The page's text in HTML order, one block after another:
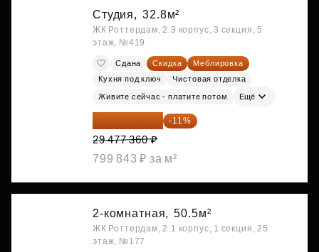
Студия, 32.8м²
ЖК Роттердам, 2.3 корпус, 3 секция, 5
этаж, №419
Сдана Скидка
Меблировка
Кухня под ключ
Чистовая отделка
Живите сейчас - платите потом Ещё
26 234 850 ₽ -11%
29 477 360 ₽
799 843 ₽ за м²
2-комнатная, 50.5м²
ЖК Роттердам, 2.1 корпус, 1 секция, 25
этаж, №177